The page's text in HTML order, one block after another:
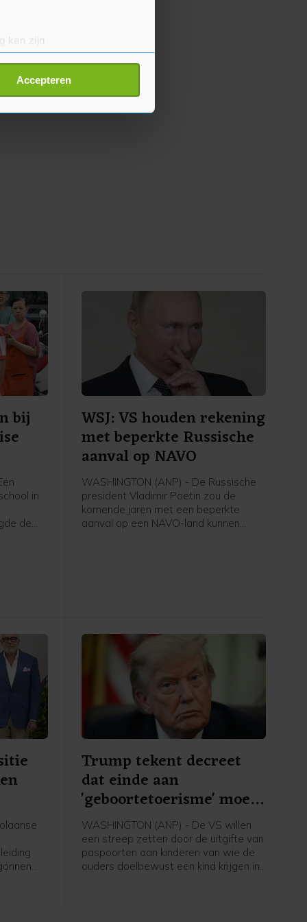
kan zijn
detailgedeelte
Accepteren
bij
in
de
WSJ: VS houden rekening
met beperkte Russische
aanval op NAVO
WASHINGTON (ANP) - De Russische
president Vladimir Poetin zou de
komende jaren met een beperkte
aanval op een NAVO-land kunnen
Trump tekent decreet
dat einde aan
'geboortetoerisme' moet
maken
WASHINGTON (ANP) - De VS willen
een streep zetten door de uitgifte van
paspoorten aan kinderen van wie de
ouders doelbewust een kind krijgen in